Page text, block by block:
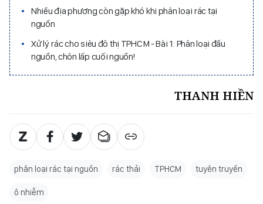
Nhiều địa phương còn gặp khó khi phân loại rác tại
nguồn
Xử lý rác cho siêu đô thị TPHCM - Bài 1: Phân loại đầu
nguồn, chôn lấp cuối nguồn!
THANH HIỀN
phân loại rác tại nguồn rác thải TPHCM tuyên truyền
ô nhiễm